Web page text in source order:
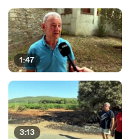
1:47
3:13